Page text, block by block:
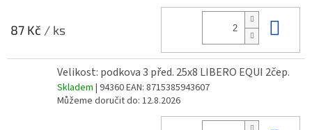
87 Kč / ks
Velikost: podkova 3 před. 25x8 LIBERO EQUI 2čep.
Skladem | 94360EAN: 8715385943607
Můžeme doručit do: 12.8.2026